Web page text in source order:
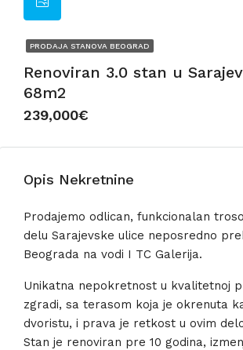
PRODAJA STANOVA BEOGRAD
Renoviran 3.0 stan u
68m2
239,000€
Opis Nekretnine
Prodajemo odlican, funkcionalan
delu Sarajevske ulice neposredno
Beograda na vodi I TC Galerija.
Unikatna nepokretnost u kvalitetnoj
zgradi, sa terasom koja je okrenuta
dvoristu, i prava je retkost u ovim
Stan je renoviran pre 10 godina,